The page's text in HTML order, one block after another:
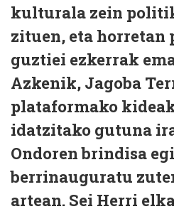
kulturala zein
zituen, eta horretan
guztiei ezkerrak
Azkenik, Jagoba
plataformako
idatzitako gutuna
Ondoren brindisa
berrinauguratu
artean. Sei Herri